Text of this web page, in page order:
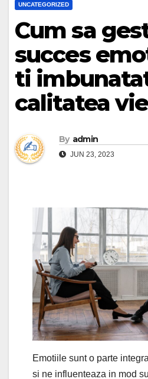
UNCATEGORIZED
Cum sa
succes
ti
calitatea
By admin
JUN 23, 2023
Emotiile sunt o parte
si ne influenteaza in mod